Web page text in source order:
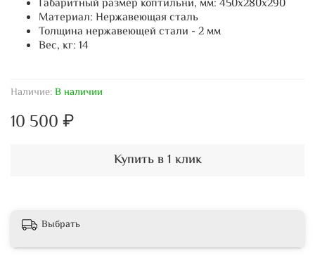
Наличие:В наличии
10 500 ₽
Купить в 1 клик
Габаритный размер коптильни, мм: 450х280х290
Материал: Нержавеющая сталь
Толщина нержавеющей стали - 2 мм
Вес, кг: 14
Выбрать